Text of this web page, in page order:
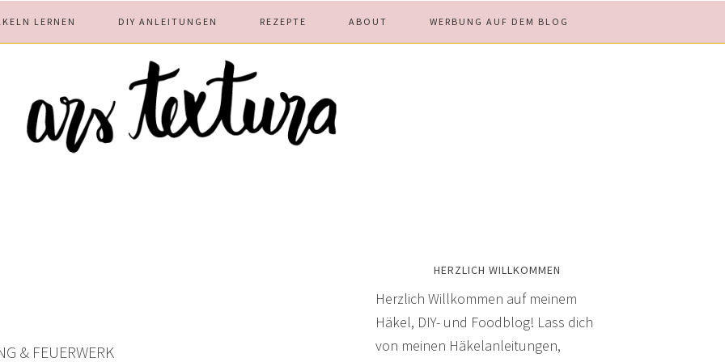
LERNEN DIY ANLEITUNGEN REZEPTE ABOUT WERBUNG AUF DEM BLOG
& FEUERWERK
HERZLICH WILLKOMMEN
Herzlich Willkommen auf meinem
Häkel, DIY- und Foodblog! Lass dich
von meinen Häkelanleitungen,